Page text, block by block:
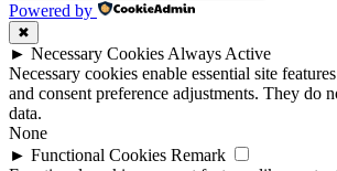
Powered by
✖
► Necessary Cookies Always Active
Necessary cookies enable essential site
and consent preference adjustments. They do
data.
None
► Functional Cookies Remark